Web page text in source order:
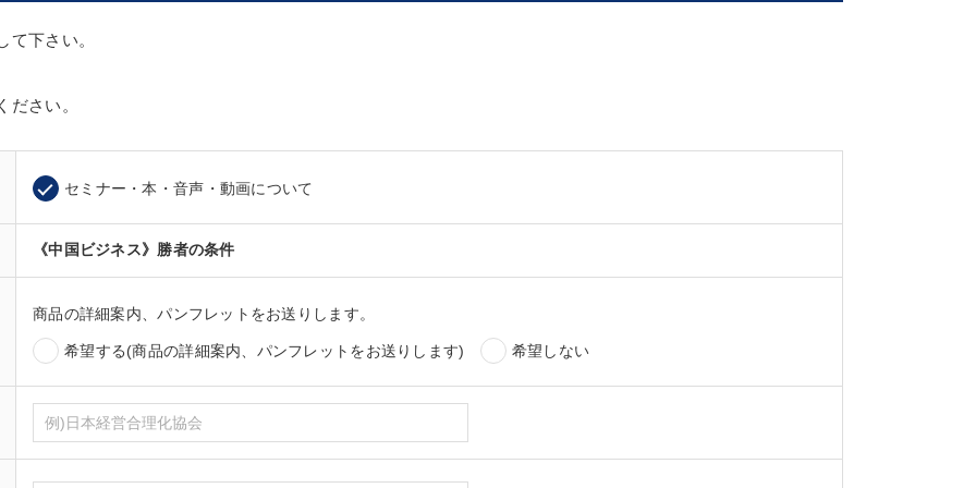
下さい。
ださい。
セミナー・本・音声・動画について
《中国ビジネス》勝者の条件
商品の詳細案内、パンフレットをお送りします。
希望する(商品の詳細案内、パンフレットをお送りします) 希望しない